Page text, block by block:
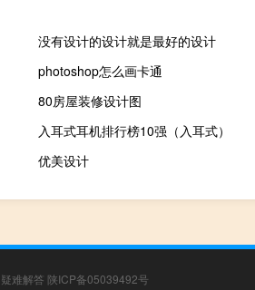
没有设计的设计就是最好的设计
photoshop怎么画卡通
80房屋装修设计图
入耳式耳机排行榜10强（入耳式）
优美设计
疑难解答 陕ICP备05039492号